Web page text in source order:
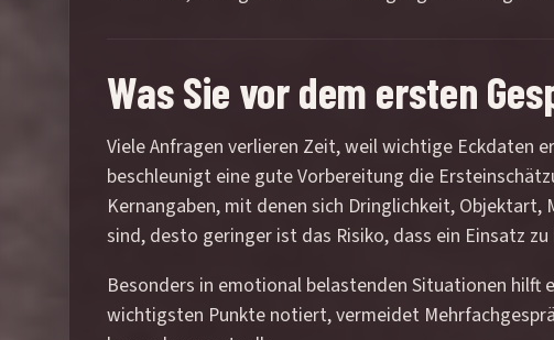
Was Sie vor dem ersten
Viele Anfragen verlieren Zeit, weil wichtige Eckdaten
beschleunigt eine gute Vorbereitung die
Kernangaben, mit denen sich Dringlichkeit,
sind, desto geringer ist das Risiko, dass ein Einsatz
Besonders in emotional belastenden Situationen
wichtigsten Punkte notiert, vermeidet